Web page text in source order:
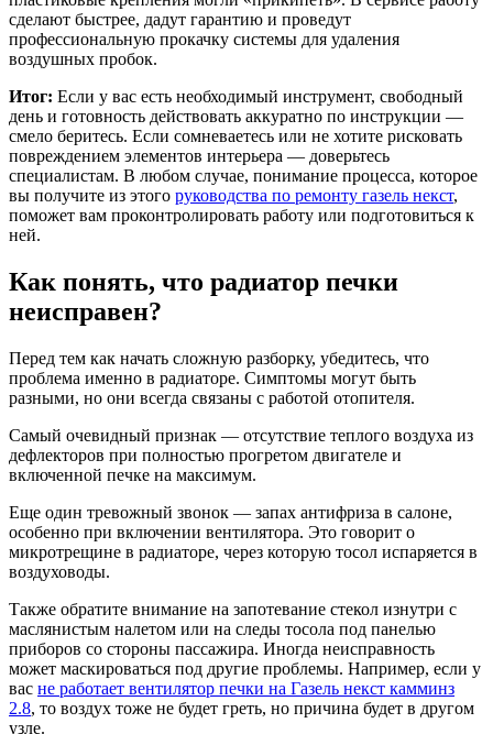
сделают быстрее, дадут гарантию и проведут
профессиональную прокачку системы для удаления
воздушных пробок.
Итог: Если у вас есть необходимый инструмент, свободный
день и готовность действовать аккуратно по инструкции —
смело беритесь. Если сомневаетесь или не хотите рисковать
повреждением элементов интерьера — доверьтесь
специалистам. В любом случае, понимание процесса, которое
вы получите из этого руководства по ремонту газель некст,
поможет вам проконтролировать работу или подготовиться к
ней.
Как понять, что радиатор печки
неисправен?
Перед тем как начать сложную разборку, убедитесь, что
проблема именно в радиаторе. Симптомы могут быть
разными, но они всегда связаны с работой отопителя.
Самый очевидный признак — отсутствие теплого воздуха из
дефлекторов при полностью прогретом двигателе и
включенной печке на максимум.
Еще один тревожный звонок — запах антифриза в салоне,
особенно при включении вентилятора. Это говорит о
микротрещине в радиаторе, через которую тосол испаряется в
воздуховоды.
Также обратите внимание на запотевание стекол изнутри с
маслянистым налетом или на следы тосола под панелью
приборов со стороны пассажира. Иногда неисправность
может маскироваться под другие проблемы. Например, если у
вас не работает вентилятор печки на Газель некст камминз
2.8, то воздух тоже не будет греть, но причина будет в другом
узле.